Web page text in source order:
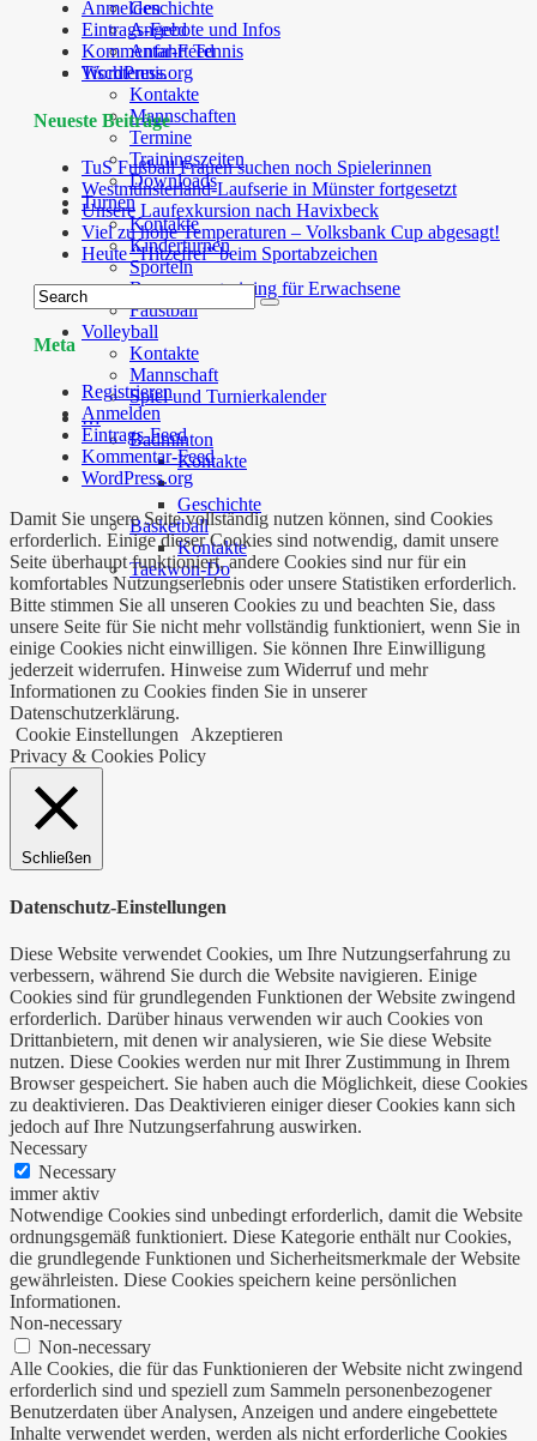
Geschichte
Angebote und Infos
Anfahrt Tennis
Tischtennis
Kontakte
Mannschaften
Termine
Trainingszeiten
Downloads
Turnen
Kontakte
Kinderturnen
Sporteln
Bewegungstraining für Erwachsene
Faustball
Volleyball
Kontakte
Mannschaft
Spiel und Turnierkalender
…
Badminton
Kontakte
Geschichte
Basketball
Kontakte
Taekwon-Do
Anmelden
Eintrags-Feed
Kommentar-Feed
WordPress.org
Neueste Beiträge
TuS Fußball Frauen suchen noch Spielerinnen
Westmünsterland-Laufserie in Münster fortgesetzt
Unsere Laufexkursion nach Havixbeck
Viel zu hohe Temperaturen – Volksbank Cup abgesagt!
Heute “Hitzefrei” beim Sportabzeichen
Meta
Registrieren
Anmelden
Eintrags-Feed
Kommentar-Feed
WordPress.org
Damit Sie unsere Seite vollständig nutzen können, sind Cookies
erforderlich. Einige dieser Cookies sind notwendig, damit unsere
Seite überhaupt funktioniert, andere Cookies sind nur für ein
komfortables Nutzungserlebnis oder unsere Statistiken erforderlich.
Bitte stimmen Sie all unseren Cookies zu und beachten Sie, dass
unsere Seite für Sie nicht mehr vollständig funktioniert, wenn Sie in
einige Cookies nicht einwilligen. Sie können Ihre Einwilligung
jederzeit widerrufen. Hinweise zum Widerruf und mehr
Informationen zu Cookies finden Sie in unserer
Datenschutzerklärung.
Cookie Einstellungen
Akzeptieren
Privacy & Cookies Policy
Schließen
Datenschutz-Einstellungen
Diese Website verwendet Cookies, um Ihre Nutzungserfahrung zu
verbessern, während Sie durch die Website navigieren. Einige
Cookies sind für grundlegenden Funktionen der Website zwingend
erforderlich. Darüber hinaus verwenden wir auch Cookies von
Drittanbietern, mit denen wir analysieren, wie Sie diese Website
nutzen. Diese Cookies werden nur mit Ihrer Zustimmung in Ihrem
Browser gespeichert. Sie haben auch die Möglichkeit, diese Cookies
zu deaktivieren. Das Deaktivieren einiger dieser Cookies kann sich
jedoch auf Ihre Nutzungserfahrung auswirken.
Necessary
Necessary
immer aktiv
Notwendige Cookies sind unbedingt erforderlich, damit die Website
ordnungsgemäß funktioniert. Diese Kategorie enthält nur Cookies,
die grundlegende Funktionen und Sicherheitsmerkmale der Website
gewährleisten. Diese Cookies speichern keine persönlichen
Informationen.
Non-necessary
Non-necessary
Alle Cookies, die für das Funktionieren der Website nicht zwingend
erforderlich sind und speziell zum Sammeln personenbezogener
Benutzerdaten über Analysen, Anzeigen und andere eingebettete
Inhalte verwendet werden, werden als nicht erforderliche Cookies